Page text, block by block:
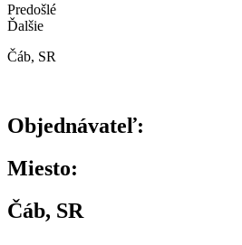
Predošlé
Ďalšie
Čáb, SR
Objednávateľ:
Miesto:
Čáb, SR